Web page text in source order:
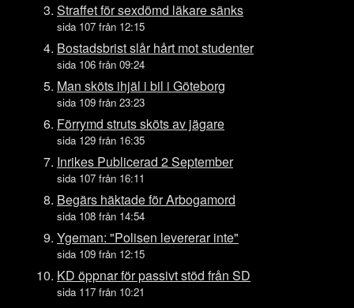
Fre 24 juli
Tors 23 juli
Ons 22 juli
Tis 21 juli
Mån 20 juli
Sön 19 juli
Lör 18 juli
Fre 17 juli
Tors 16 juli
Ons 15 juli
Tis 14 juli
Sön 12 juli
Straffet för sexdömd läkare sänks
sida 107 från 12:15
Bostadsbrist slår hårt mot studenter
sida 106 från 09:24
Man sköts ihjäl i bil i Göteborg
sida 109 från 23:23
Förrymd struts sköts av jägare
sida 129 från 16:35
Inrikes Publicerad 2 September
sida 107 från 16:11
Begärs häktade för Arbogamord
sida 108 från 14:54
Ygeman: "Polisen levererar inte"
sida 109 från 12:15
KD öppnar för passivt stöd från SD
sida 117 från 10:21